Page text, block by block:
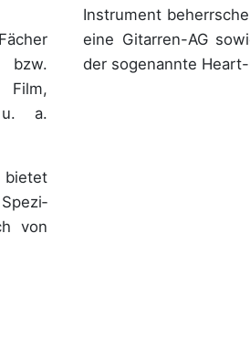
bzw.
Film,
u. a.
bietet
Spezi­
von
Instrument
eine Gitarren-AG
der sogenannte